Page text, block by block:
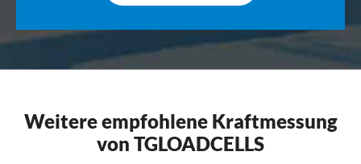
Weitere empfohlene Kraftmessung
von TGLOADCELLS